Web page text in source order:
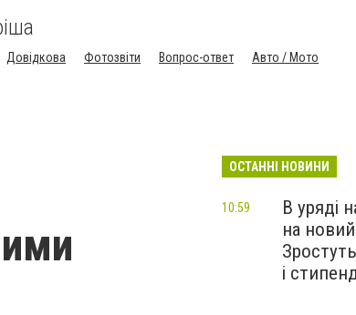
Довідкова Фотозвіти Вопрос-ответ
Авто / Мото
ОСТАННІ НОВИНИ
В уряді
на
і
10:59